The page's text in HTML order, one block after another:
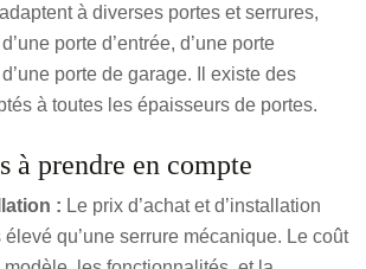
à diverses portes et serrures,
porte d’entrée, d’une porte
porte de garage. Il existe des
à toutes les épaisseurs de portes.
à prendre en compte
: Le prix d’achat et d’installation
élevé qu’une serrure mécanique. Le coût